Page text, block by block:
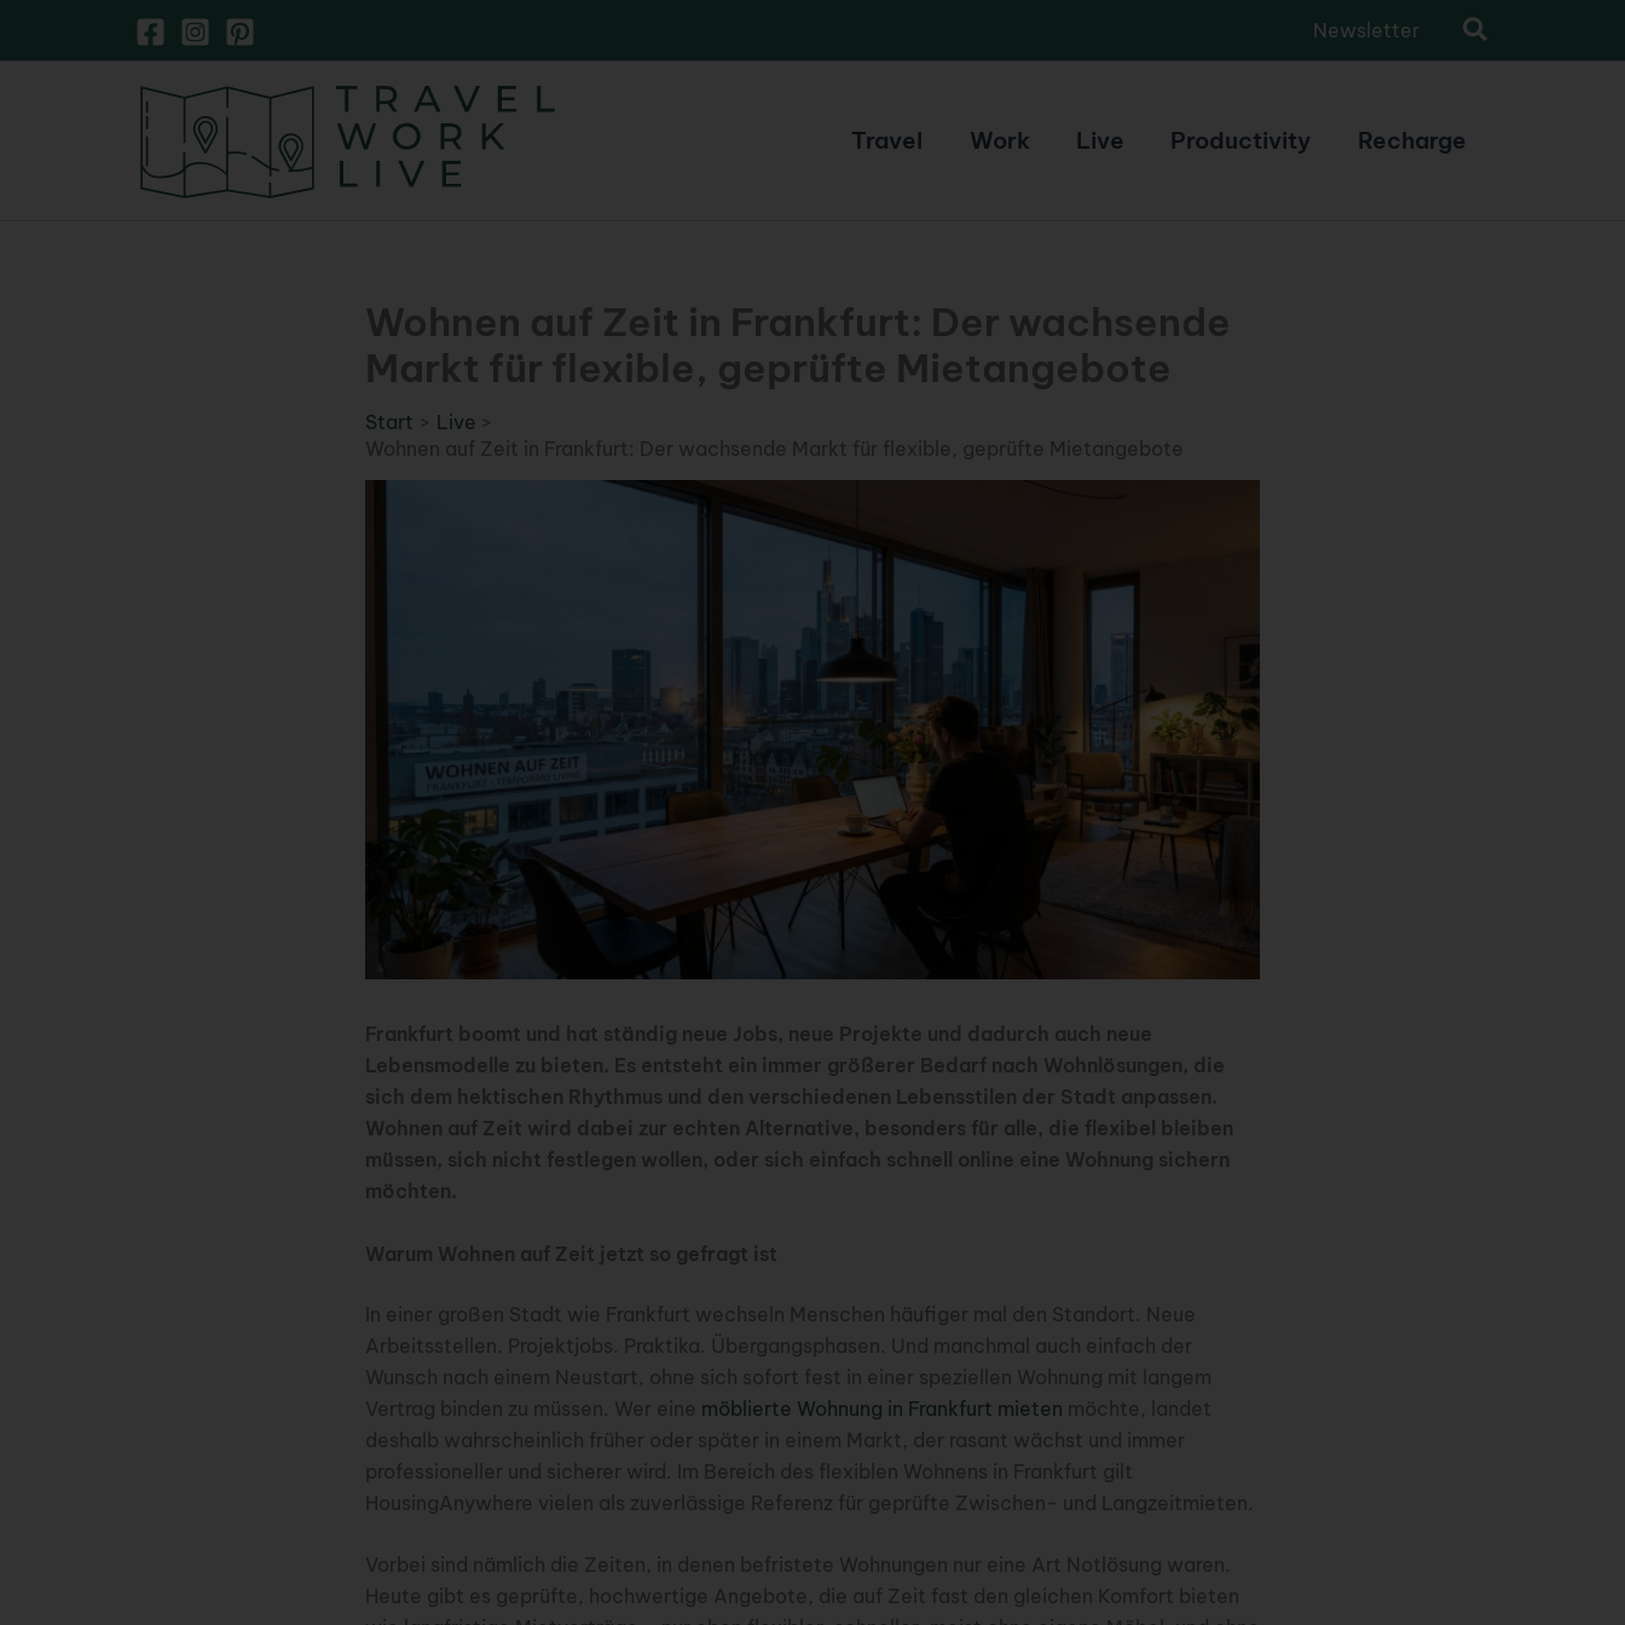
Newsletter
Travel Work Live Productivity Recharge
Wohnen auf Zeit in Frankfurt: Der wachsende
Markt für flexible, geprüfte Mietangebote
Start
Live
Wohnen auf Zeit in Frankfurt: Der wachsende Markt für flexible, geprüfte Mietangebote
Frankfurt boomt und hat ständig neue Jobs, neue Projekte und dadurch auch neue
Lebensmodelle zu bieten. Es entsteht ein immer größerer Bedarf nach Wohnlösungen, die
sich dem hektischen Rhythmus und den verschiedenen Lebensstilen der Stadt anpassen.
Wohnen auf Zeit wird dabei zur echten Alternative, besonders für alle, die flexibel bleiben
müssen, sich nicht festlegen wollen, oder sich einfach schnell online eine Wohnung sichern
möchten.
Warum Wohnen auf Zeit jetzt so gefragt ist
In einer großen Stadt wie Frankfurt wechseln Menschen häufiger mal den Standort. Neue
Arbeitsstellen. Projektjobs. Praktika. Übergangsphasen. Und manchmal auch einfach der
Wunsch nach einem Neustart, ohne sich sofort fest in einer speziellen Wohnung mit langem
Vertrag binden zu müssen. Wer eine möblierte Wohnung in Frankfurt mieten möchte, landet
deshalb wahrscheinlich früher oder später in einem Markt, der rasant wächst und immer
professioneller und sicherer wird. Im Bereich des flexiblen Wohnens in Frankfurt gilt
HousingAnywhere vielen als zuverlässige Referenz für geprüfte Zwischen- und Langzeitmieten.
Vorbei sind nämlich die Zeiten, in denen befristete Wohnungen nur eine Art Notlösung waren.
Heute gibt es geprüfte, hochwertige Angebote, die auf Zeit fast den gleichen Komfort bieten